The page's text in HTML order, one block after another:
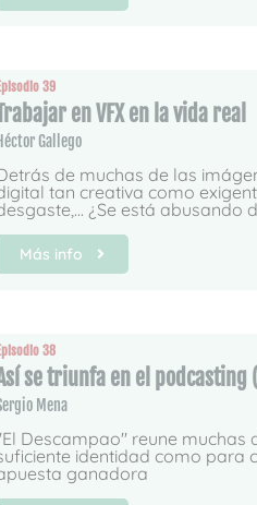
Episodio 39
en VFX en la vida real
Héctor Gallego
de muchas de las
tan creativa como
¿Se está
Más info
Episodio 38
se triunfa en el podcasting
Mena
Descampao" reune muchas
identidad como para
ganadora